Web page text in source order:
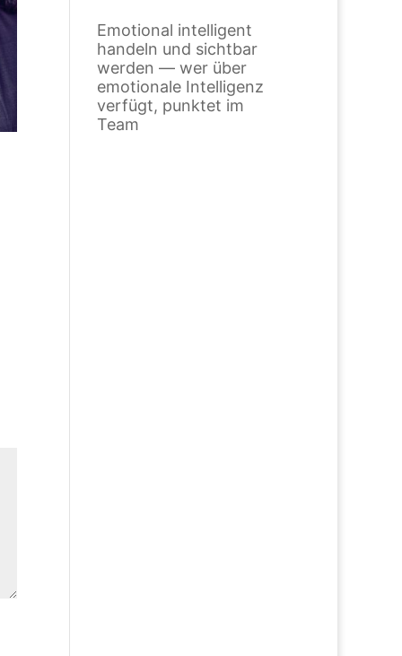
Emotional intelligent
handeln und sichtbar
werden — wer über
emotionale Intelligenz
verfügt, punktet im
Team